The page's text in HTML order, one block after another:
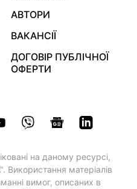
АВТОРИ
ВАКАНСІЇ
ДОГОВІР ПУБЛІЧНОЇ
ОФЕРТИ
на даному ресурсі,
матеріалів
вимог, описаних в